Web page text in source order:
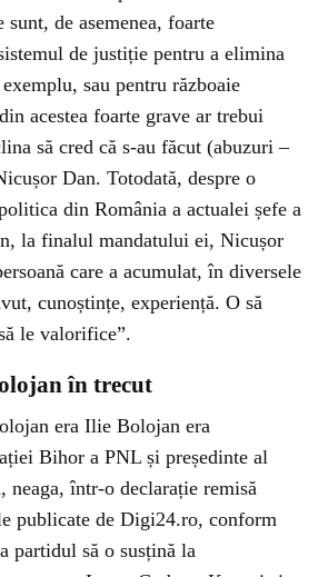
de asemenea, foarte
de justiție pentru a elimina
sau pentru războaie
acestea foarte grave ar trebui
să cred că s-au făcut (abuzuri –
Dan. Totodată, despre o
din România a actualei șefe a
la finalul mandatului ei, Nicușor
care a acumulat, în diversele
cunoștințe, experiență. O să
le valorifice”.
în trecut
era Ilie Bolojan era
Bihor a PNL și președinte al
neaga, într-o declarație remisă
publicate de Digi24.ro, conform
partidul să o susțină la